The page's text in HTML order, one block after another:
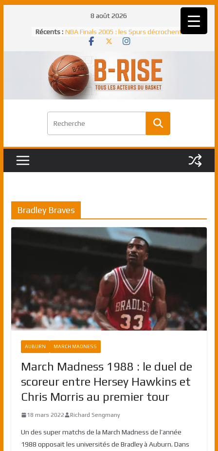
8 août 2026
Récents : NBA Finals 2005 : les Spurs décrochent
un troisième titre NBA, la rude bataille
NBA Finals 2021 : les Bucks et Giannis
Antetokounmpo triomphent, le Greek
Freek élu MVP
Shai Gilgeous-Alexander : son premier
match à plus de 40 points en NBA, le
Pau Gasol dans l’histoire en 2002 :
premier européen sacré Rookie de
Rudy Gobert, deuxième Français élu
Bradley Braves
AUBURN MARCH MADNESS
March Madness 1988 : le duel de
scoreur entre Hersey Hawkins et
Chris Morris au premier tour
18 mars 2022 Richard Sengmany
Un des super matchs de la March Madness de l’année
1988 opposait les universités de Bradley à Auburn. Dans